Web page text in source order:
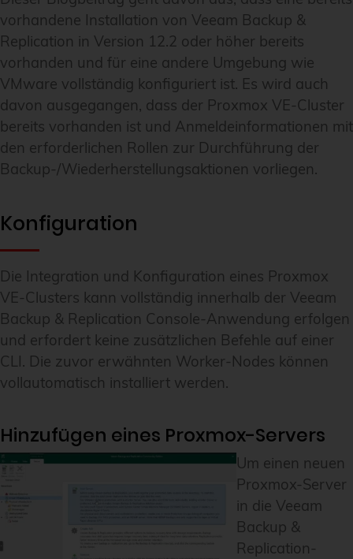
vorhandene Installation von Veeam Backup &
Replication in Version 12.2 oder höher bereits
vorhanden und für eine andere Umgebung wie
VMware vollständig konfiguriert ist. Es wird auch
davon ausgegangen, dass der Proxmox VE-Cluster
bereits vorhanden ist und Anmeldeinformationen mit
den erforderlichen Rollen zur Durchführung der
Backup-/Wiederherstellungsaktionen vorliegen.
Konfiguration
Die Integration und Konfiguration eines Proxmox
VE-Clusters kann vollständig innerhalb der Veeam
Backup & Replication Console-Anwendung erfolgen
und erfordert keine zusätzlichen Befehle auf einer
CLI. Die zuvor erwähnten Worker-Nodes können
vollautomatisch installiert werden.
Hinzufügen eines Proxmox-Servers
Um einen neuen
Proxmox-Server
in die Veeam
Backup &
Replication-